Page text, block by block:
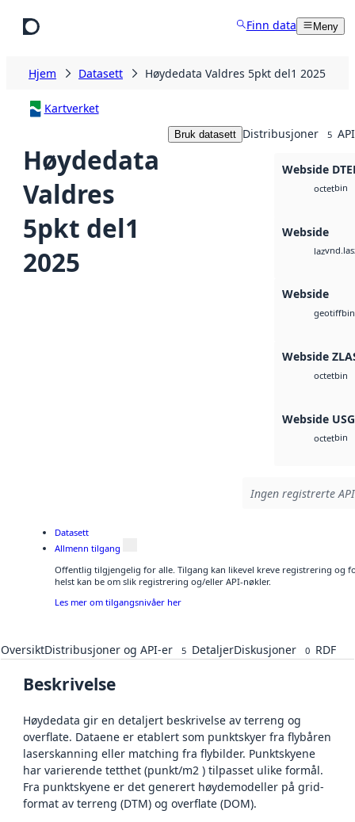
Finn data Meny
Hjem Datasett Høydedata Valdres 5pkt del1 2025
Kartverket
Høydedata
Valdres
5pkt del1
2025
Bruk datasett Distribusjoner 5
Webside
octetbin
Webside
laz
Webside
geotiffbin
Webside
octetbin
Webside
octetbin
Ingen registrerte
Datasett
Allmenn tilgang
Offentlig tilgjengelig for alle. Tilgang kan likevel kreve registrering og
helst kan be om slik registrering og/eller API-nøkler.
Les mer om tilgangsnivåer her
OversiktDistribusjoner og API-er 5 DetaljerDiskusjoner 0 RDF
Beskrivelse
Høydedata gir en detaljert beskrivelse av terreng og
overflate. Dataene er etablert som punktskyer fra flybåren
laserskanning eller matching fra flybilder. Punktskyene
har varierende tetthet (punkt/m2 ) tilpasset ulike formål.
Fra punktskyene er det generert høydemodeller på grid-
format av terreng (DTM) og overflate (DOM).